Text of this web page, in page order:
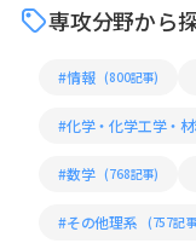
専攻分野から
#情報 (800記事)
#化学・化学工学・
#数学 (768記事)
#その他理系 (757記